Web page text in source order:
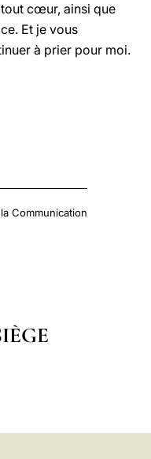
cœur, ainsi que
Et je vous
à prier pour moi.
Communication